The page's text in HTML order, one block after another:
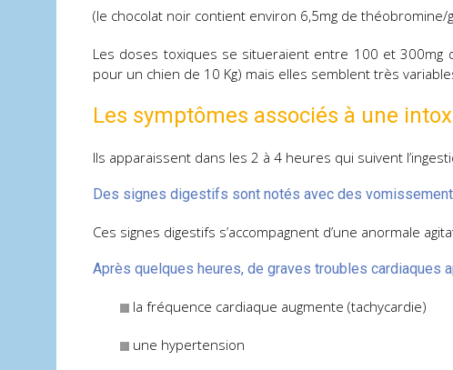
(le chocolat noir contient environ 6,5mg de théobromine/
Les doses toxiques se situeraient entre 100 et
pour un chien de 10 Kg) mais elles semblent très
Les symptômes associés à une
Ils apparaissent dans les 2 à 4 heures qui suivent
Des signes digestifs sont notés avec des
Ces signes digestifs s’accompagnent d’une anormale
Après quelques heures, de graves troubles cardiaques
la fréquence cardiaque augmente (tachycardie)
une hypertension